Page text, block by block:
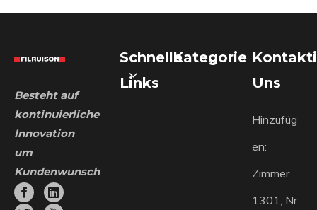
Besteht auf
kontinuierliche
Innovation
um
Kundenwunsch
Schnelle
Links
Kategorie
Uns
Hinzufüg
en:
Zimmer
1301, Nr.